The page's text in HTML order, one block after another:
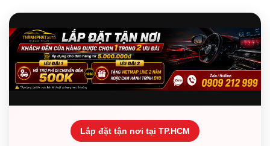
Lắp đặt tận nơi tại TP.HCM